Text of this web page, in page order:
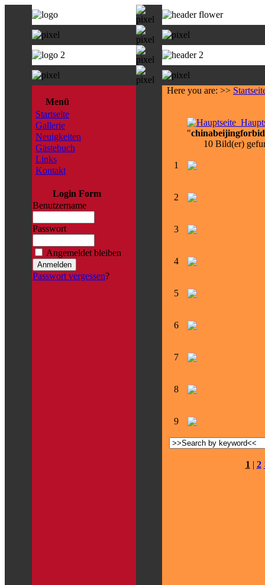
Menü
Startseite
Gallerie
Neuigkeiten
Gästebuch
Links
Kontakt
Login Form
Benutzername
Passwort
Angemeldet bleiben
Passwort vergessen?
Here you are: >>
"
10 Bild(er)
1
2
3
4
5
6
7
8
9
1 | 2